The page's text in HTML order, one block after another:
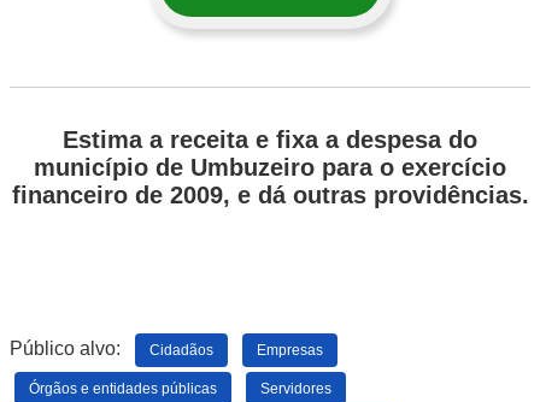
Estima a receita e fixa a despesa do
município de Umbuzeiro para o exercício
financeiro de 2009, e dá outras providências.
Público alvo: Cidadãos Empresas
Órgãos e entidades públicas Servidores